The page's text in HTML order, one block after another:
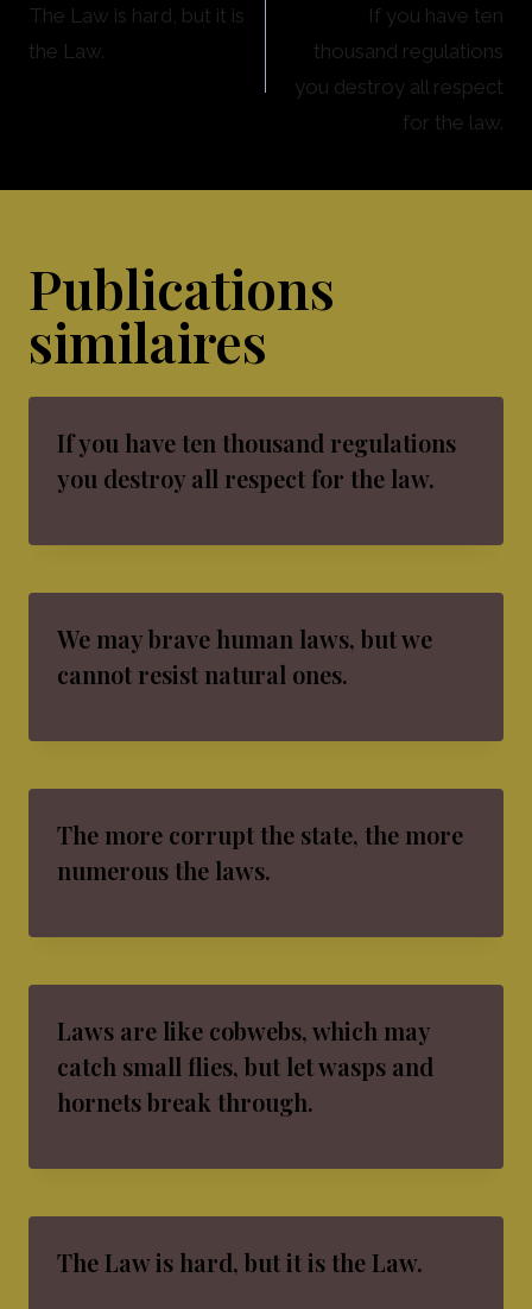
The Law is hard, but it is
the Law.
If you have ten
thousand regulations
you destroy all respect
for the law.
Publications
similaires
If you have ten thousand regulations
you destroy all respect for the law.
We may brave human laws, but we
cannot resist natural ones.
The more corrupt the state, the more
numerous the laws.
Laws are like cobwebs, which may
catch small flies, but let wasps and
hornets break through.
The Law is hard, but it is the Law.